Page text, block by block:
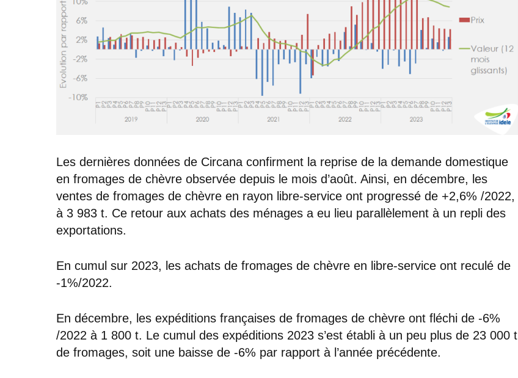
Les dernières données de Circana confirment la reprise de la demande domestique
en fromages de chèvre observée depuis le mois d’août. Ainsi, en décembre, les
ventes de fromages de chèvre en rayon libre-service ont progressé de +2,6% /2022,
à 3 983 t. Ce retour aux achats des ménages a eu lieu parallèlement à un repli des
exportations.
En cumul sur 2023, les achats de fromages de chèvre en libre-service ont reculé de
-1%/2022.
En décembre, les expéditions françaises de fromages de chèvre ont fléchi de -6%
/2022 à 1 800 t. Le cumul des expéditions 2023 s’est établi à un peu plus de 23 000 t
de fromages, soit une baisse de -6% par rapport à l’année précédente.